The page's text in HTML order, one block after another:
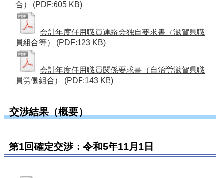
合）
(PDF:605 KB)
会計年度任用職員連絡会独自要求書（滋賀県職
員組合等）
(PDF:123 KB)
会計年度任用職員関係要求書（自治労滋賀県職
員労働組合）
(PDF:143 KB)
交渉結果（概要）
第1回確定交渉：令和5年11月1日